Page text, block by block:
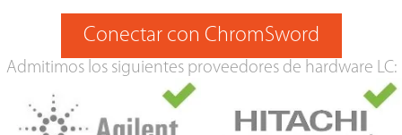
Conectar con ChromSword
Admitimos los siguientes proveedores de hardware LC: